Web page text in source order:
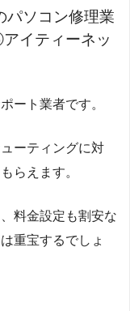
パソコン修理業
イティーネッ
ート業者です。
ーティングに対
らえます。
料金設定も割安な
重宝するでしょ